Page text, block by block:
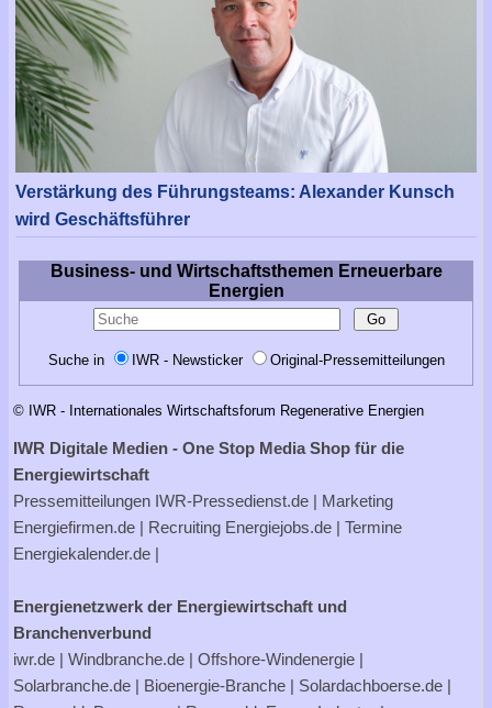
Verstärkung des Führungsteams: Alexander Kunsch
wird Geschäftsführer
Business- und Wirtschaftsthemen Erneuerbare
Energien
Suche in IWR - Newsticker Original-Pressemitteilungen
© IWR - Internationales Wirtschaftsforum Regenerative Energien
IWR Digitale Medien - One Stop Media Shop für die
Energiewirtschaft
Pressemitteilungen IWR-Pressedienst.de | Marketing
Energiefirmen.de | Recruiting Energiejobs.de | Termine
Energiekalender.de |
Energienetzwerk der Energiewirtschaft und
Branchenverbund
iwr.de | Windbranche.de | Offshore-Windenergie |
Solarbranche.de | Bioenergie-Branche | Solardachboerse.de |